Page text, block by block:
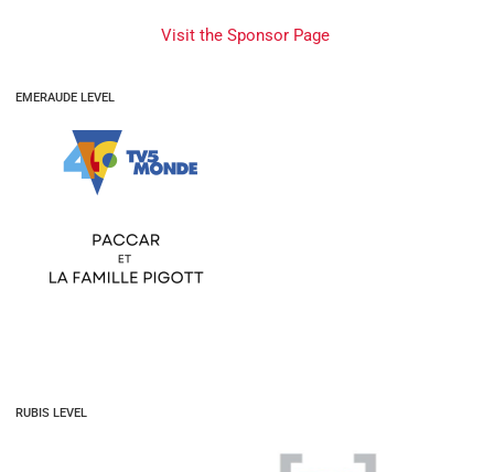
Visit the Sponsor Page
EMERAUDE LEVEL
RUBIS LEVEL